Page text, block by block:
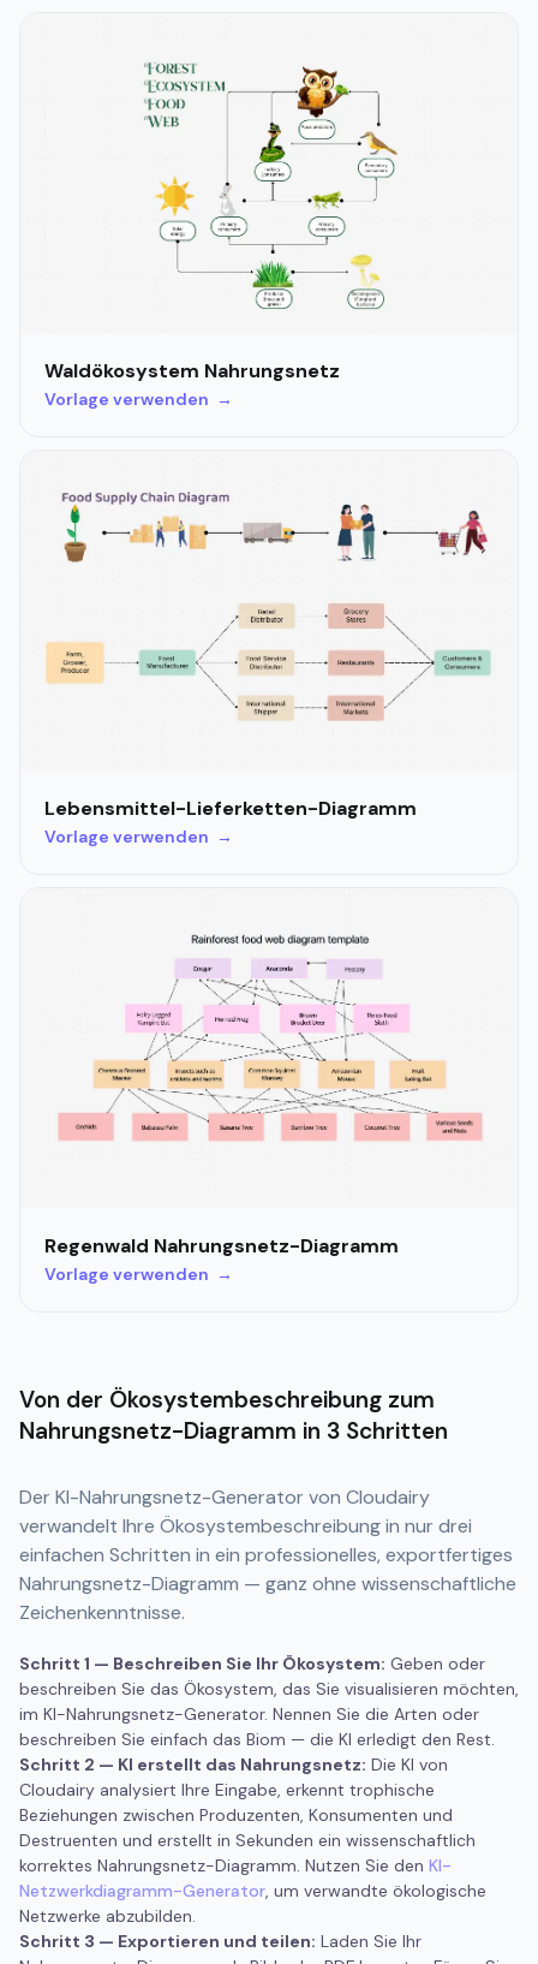
Waldökosystem Nahrungsnetz
Vorlage verwenden →
Lebensmittel-Lieferketten-Diagramm
Vorlage verwenden →
Regenwald Nahrungsnetz-Diagramm
Vorlage verwenden →
Von der Ökosystembeschreibung zum
Nahrungsnetz-Diagramm in 3 Schritten
Der KI-Nahrungsnetz-Generator von Cloudairy
verwandelt Ihre Ökosystembeschreibung in nur drei
einfachen Schritten in ein professionelles, exportfertiges
Nahrungsnetz-Diagramm — ganz ohne wissenschaftliche
Zeichenkenntnisse.
Schritt 1 — Beschreiben Sie Ihr Ökosystem: Geben oder
beschreiben Sie das Ökosystem, das Sie visualisieren möchten,
im KI-Nahrungsnetz-Generator. Nennen Sie die Arten oder
beschreiben Sie einfach das Biom — die KI erledigt den Rest.
Schritt 2 — KI erstellt das Nahrungsnetz: Die KI von
Cloudairy analysiert Ihre Eingabe, erkennt trophische
Beziehungen zwischen Produzenten, Konsumenten und
Destruenten und erstellt in Sekunden ein wissenschaftlich
korrektes Nahrungsnetz-Diagramm. Nutzen Sie den KI-
Netzwerkdiagramm-Generator, um verwandte ökologische
Netzwerke abzubilden.
Schritt 3 — Exportieren und teilen: Laden Sie Ihr